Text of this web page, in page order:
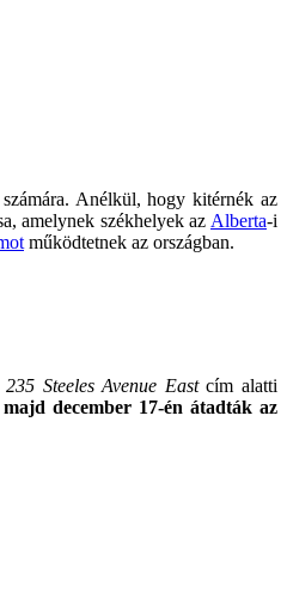
Anélkül, hogy kitérnék az
amelynek székhelyek az Alberta-i
működtetnek az országban.
235 Steeles Avenue Eastcím alatti
majd december 17-én átadták az